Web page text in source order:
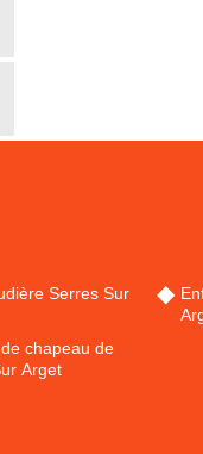
Serres Sur
chapeau de
Arget